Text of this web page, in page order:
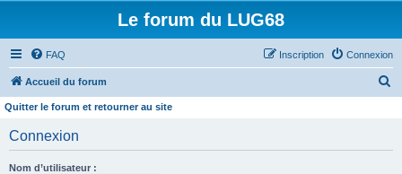
Le forum du LUG68
FAQ Connexion
Inscription
Accueil du forum
Quitter le forum et retourner au site
Connexion
Nom d’utilisateur :